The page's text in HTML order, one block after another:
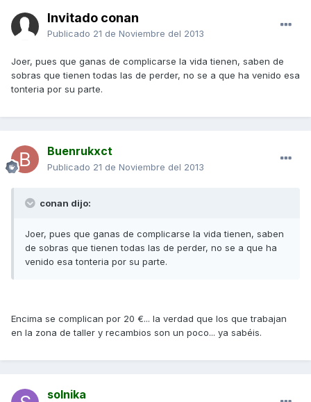
Invitado conan
Publicado 21 de Noviembre del 2013
Joer, pues que ganas de complicarse la vida tienen, saben de
sobras que tienen todas las de perder, no se a que ha venido esa
tonteria por su parte.
Buenrukxct
Publicado 21 de Noviembre del 2013
conan dijo:
Joer, pues que ganas de complicarse la vida tienen, saben
de sobras que tienen todas las de perder, no se a que ha
venido esa tonteria por su parte.
Encima se complican por 20 €... la verdad que los que trabajan
en la zona de taller y recambios son un poco... ya sabéis.
solnika